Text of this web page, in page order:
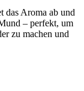
das Aroma ab und
– perfekt, um
zu machen und